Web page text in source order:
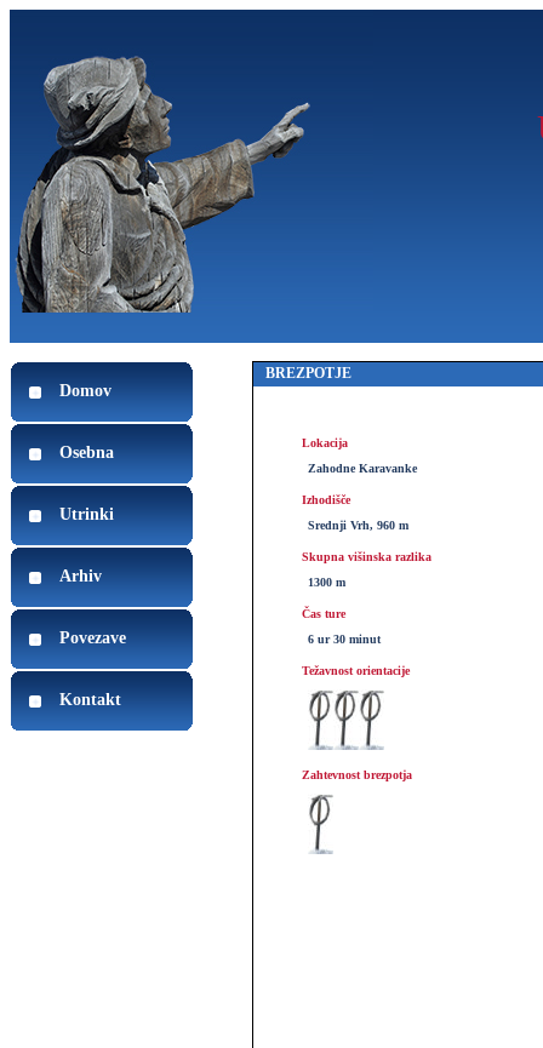
Domov
Osebna
Utrinki
Arhiv
Povezave
Kontakt
BREZPOTJE
Lokacija
Zahodne Karavanke
Izhodišče
Srednji Vrh, 960 m
Skupna višinska razlika
1300 m
Čas ture
6 ur 30 minut
Težavnost orientacije
Zahtevnost brezpotja